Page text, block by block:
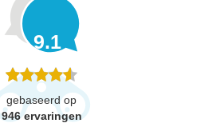
9.1
gebaseerd op
946 ervaringen